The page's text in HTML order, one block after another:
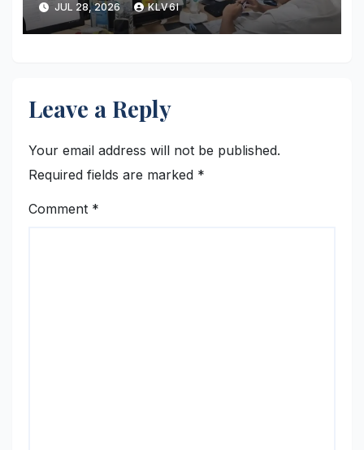
Griya
JUL 28, 2026 KLV6I
Leave a Reply
Your email address will not be published.
Required fields are marked *
Comment *